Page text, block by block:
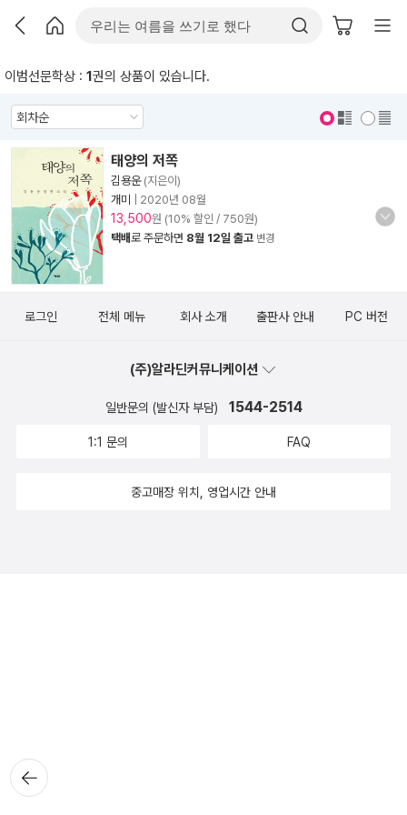
이범선문학상 : 1권의 상품이 있습니다.
태양의 저쪽
김용운(지은이)
개미
2020년 08월
13,500원 (10% 할인 / 750원)
택배로 주문하면 8월 12일 출고 변경
뒤로가
기
로그인 전체 메뉴 회사 소개 출판사 안내 PC 버전
(주)알라딘커뮤니케이션
일반문의 (발신자 부담) 1544-2514
1:1 문의 FAQ
중고매장 위치, 영업시간 안내